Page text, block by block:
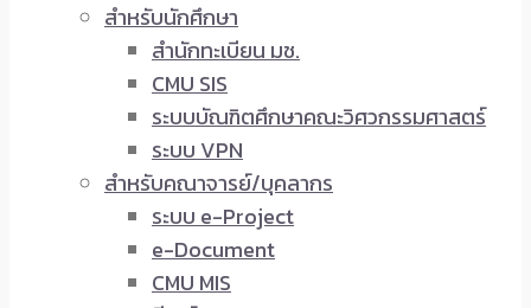
สำหรับนักศึกษา
สำนักทะเบียน มช.
CMU SIS
ระบบบัณฑิตศึกษาคณะวิศวกรรมศาสตร์
ระบบ VPN
สำหรับคณาจารย์/บุคลากร
ระบบ e-Project
e-Document
CMU MIS